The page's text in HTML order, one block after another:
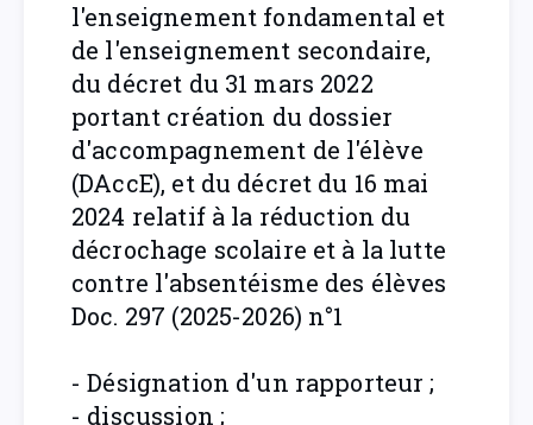
l'enseignement fondamental et
de l'enseignement secondaire,
du décret du 31 mars 2022
portant création du dossier
d'accompagnement de l'élève
(DAccE), et du décret du 16 mai
2024 relatif à la réduction du
décrochage scolaire et à la lutte
contre l'absentéisme des élèves
Doc. 297 (2025-2026) n°1
- Désignation d'un rapporteur ;
- discussion ;